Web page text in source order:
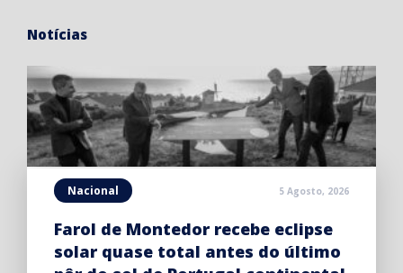
Notícias
Nacional 5 Agosto, 2026
Farol de Montedor recebe eclipse
solar quase total antes do último